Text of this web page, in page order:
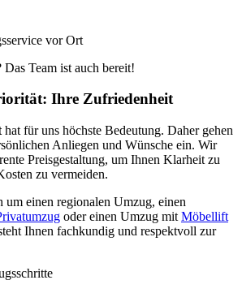
vor Ort
Team ist auch bereit!
Ihre Zufriedenheit
hat für uns höchste Bedeutung. Daher gehen
Anliegen und Wünsche ein. Wir
Preisgestaltung, um Ihnen Klarheit zu
zu vermeiden.
um einen regionalen Umzug, einen
oder einen Umzug mit Möbellift
Ihnen fachkundig und respektvoll zur